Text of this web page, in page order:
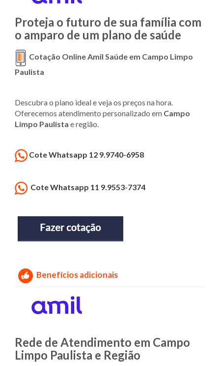
Proteja o futuro de sua família com
o amparo de um plano de saúde
Cotação Online Amil Saúde em Campo Limpo
Paulista
Descubra o plano ideal e veja os preços na hora.
Oferecemos atendimento personalizado em Campo
Limpo Paulista e região.
Cote Whatsapp 12 9.9740-6958
Cote Whatsapp 11 9.9553-7374
Benefícios adicionais
Rede de Atendimento em Campo
Limpo Paulista e Região